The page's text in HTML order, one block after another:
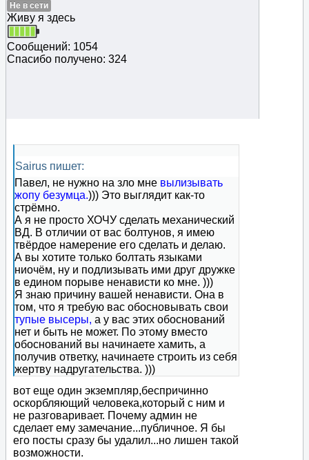
Не в сети
Живу я здесь
Сообщений: 1054
Спасибо получено: 324
Sairus пишет:
Павел, не нужно на зло мне вылизывать
жопу безумца.))) Это выглядит как-то
стрёмно.
А я не просто ХОЧУ сделать механический
ВД. В отличии от вас болтунов, я имею
твёрдое намерение его сделать и делаю.
А вы хотите только болтать языками
ниочём, ну и подлизывать ими друг дружке
в едином порыве ненависти ко мне. )))
Я знаю причину вашей ненависти. Она в
том, что я требую вас обосновывать свои
тупые высеры, а у вас этих обоснований
нет и быть не может. По этому вместо
обоснований вы начинаете хамить, а
получив ответку, начинаете строить из себя
жертву надругательства. )))
вот еще один экземпляр,беспричинно
оскорбляющий человека,который с ним и
не разговаривает. Почему админ не
сделает ему замечание...публичное. Я бы
его посты сразу бы удалил...но лишен такой
возможности.